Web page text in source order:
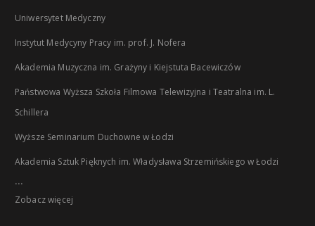
Uniwersytet Medyczny
Instytut Medycyny Pracy im. prof. J. Nofera
Akademia Muzyczna im. Grażyny i Kiejstuta Bacewiczów
Państwowa Wyższa Szkoła Filmowa Telewizyjna i Teatralna im. L.
Schillera
Wyższe Seminarium Duchowne w Łodzi
Akademia Sztuk Pięknych im. Władysława Strzemińskiego w Łodzi
...
Zobacz więcej